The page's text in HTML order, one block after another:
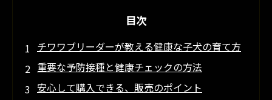
目次
チワワブリーダーが教える健康な子犬の育て方
重要な予防接種と健康チェックの方法
安心して購入できる、販売のポイント